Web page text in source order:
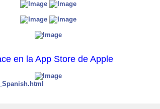
en la App Store de Apple